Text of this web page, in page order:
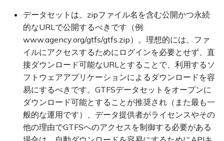
ループ系統
ラッソ型ルート
分岐
よくある質問 (FAQ)
これらの GTFS ベストプラ
クティスが重要である理由
データセットは、zipファイル名を含む公開かつ永続
的なURLで公開するべきです（例:
www.agency.org/gtfs/gtfs.zip）。理想的には、ファ
イルにアクセスするためにログインを必要とせず、直
接ダウンロード可能なURLとすることで、利用するソ
フトウェアアプリケーションによるダウンロードを容
易にするべきです。GTFSデータセットをオープンに
ダウンロード可能とすることが推奨され（また最も一
般的な運用です）、データ提供者がライセンスやその
他の理由でGTFSへのアクセスを制御する必要がある